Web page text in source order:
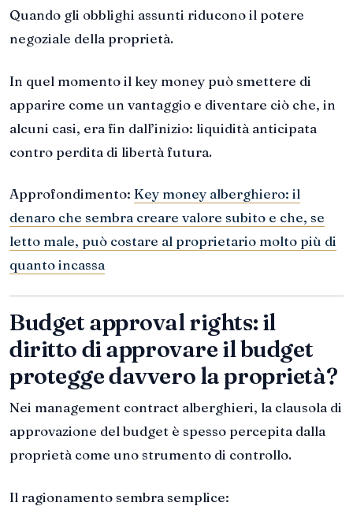
Quando gli obblighi assunti riducono il potere
negoziale della proprietà.
In quel momento il key money può smettere di
apparire come un vantaggio e diventare ciò che, in
alcuni casi, era fin dall’inizio: liquidità anticipata
contro perdita di libertà futura.
Approfondimento: Key money alberghiero: il
denaro che sembra creare valore subito e che, se
letto male, può costare al proprietario molto più di
quanto incassa
Budget approval rights: il
diritto di approvare il budget
protegge davvero la proprietà?
Nei management contract alberghieri, la clausola di
approvazione del budget è spesso percepita dalla
proprietà come uno strumento di controllo.
Il ragionamento sembra semplice: